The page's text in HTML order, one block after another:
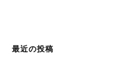
最近の投稿